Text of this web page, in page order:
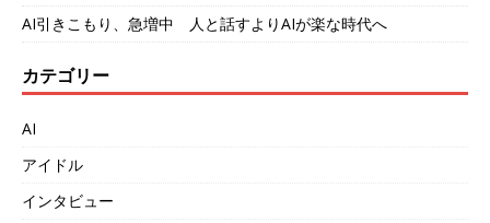
AI引きこもり、急増中 人と話すよりAIが楽な時代へ
カテゴリー
AI
アイドル
インタビュー